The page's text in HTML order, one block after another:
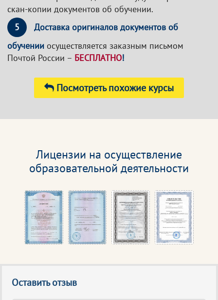
скан-копии документов об обучении.
5
Доставка оригиналов документов об
обучении осуществляется заказным письмом
Почтой России – БЕСПЛАТНО!
Посмотреть похожие курсы
Лицензии на осуществление
образовательной деятельности
Оставить отзыв